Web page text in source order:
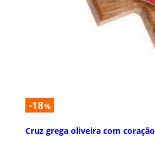
-18%
Cruz grega oliveira com coração